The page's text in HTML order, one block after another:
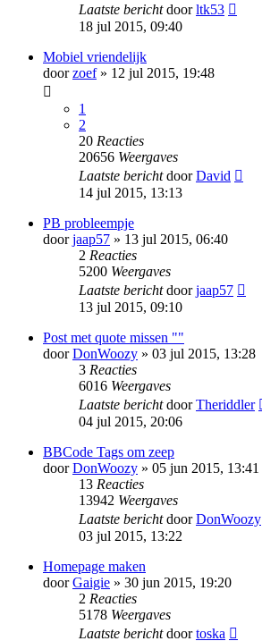
Laatste berichtdoorltk53
18 jul 2015, 09:40
Mobiel vriendelijk
doorzoef» 12 jul 2015, 19:48
1
2
20 Reacties
20656 Weergaves
Laatste berichtdoorDavid
14 jul 2015, 13:13
PB probleempje
doorjaap57 » 13 jul 2015, 06:40
2 Reacties
5200 Weergaves
Laatste berichtdoorjaap57
13 jul 2015, 09:10
Post met quote missen ""
doorDonWoozy » 03 jul 2015, 13:28
3 Reacties
6016 Weergaves
Laatste berichtdoorTheriddler
04 jul 2015, 20:06
BBCode Tags om zeep
doorDonWoozy » 05 jun 2015, 13:41
13 Reacties
13942 Weergaves
Laatste berichtdoorDonWoozy
03 jul 2015, 13:22
Homepage maken
doorGaigie » 30 jun 2015, 19:20
2 Reacties
5178 Weergaves
Laatste berichtdoortoska